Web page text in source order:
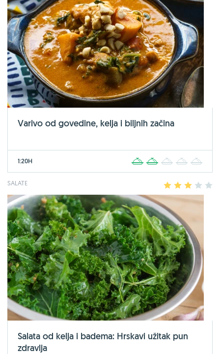
Varivo od govedine, kelja i biljnih začina
1:20H 2 3 4
SALATE 2 3 4
Salata od kelja i badema: Hrskavi užitak pun
zdravlja